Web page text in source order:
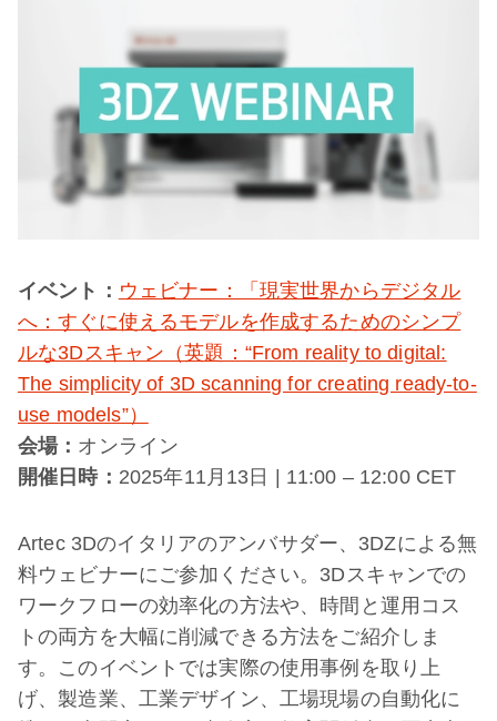
イベント： ウェビナー：「現実世界からデジタル
へ：すぐに使えるモデルを作成するためのシンプ
ルな3Dスキャン（英題：“From reality to digital:
The simplicity of 3D scanning for creating ready-to-
use models”）
会場： オンライン
開催日時： 2025年11月13日 | 11:00 – 12:00 CET
Artec 3Dのイタリアのアンバサダー、3DZによる無
料ウェビナーにご参加ください。3Dスキャンでの
ワークフローの効率化の方法や、時間と運用コス
トの両方を大幅に削減できる方法をご紹介しま
す。このイベントでは実際の使用事例を取り上
げ、製造業、工業デザイン、工場現場の自動化に